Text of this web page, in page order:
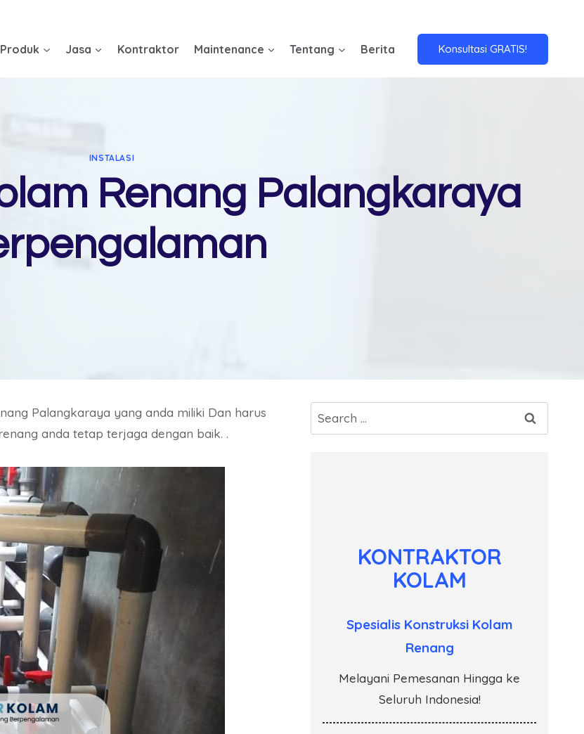
Produk Jasa Kontraktor Maintenance Tentang Berita Konsultasi GRATIS!
INSTALASI
Renang Palangkaraya
Palangkaraya yang anda miliki Dan harus
anda tetap terjaga dengan baik. .
Search
for:
KONTRAKTOR
KOLAM
Spesialis Konstruksi Kolam
Renang
Melayani Pemesanan Hingga ke
Seluruh Indonesia!